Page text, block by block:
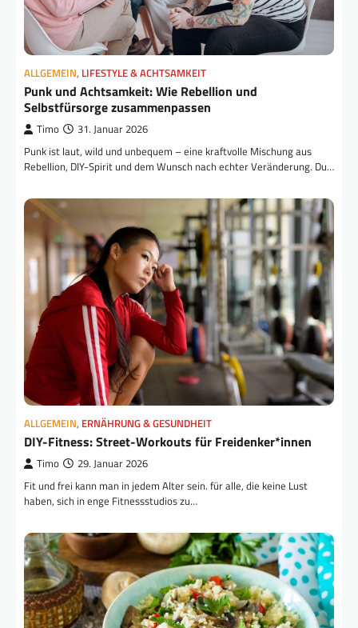
ALLGEMEIN, LIFESTYLE & ACHTSAMKEIT
Punk und Achtsamkeit: Wie Rebellion und
Selbstfürsorge zusammenpassen
Timo 31. Januar 2026
Punk ist laut, wild und unbequem – eine kraftvolle Mischung aus
Rebellion, DIY-Spirit und dem Wunsch nach echter Veränderung. Du…
ALLGEMEIN, ERNÄHRUNG & GESUNDHEIT
DIY-Fitness: Street-Workouts für Freidenker*innen
Timo 29. Januar 2026
Fit und frei kann man in jedem Alter sein. für alle, die keine Lust
haben, sich in enge Fitnessstudios zu…